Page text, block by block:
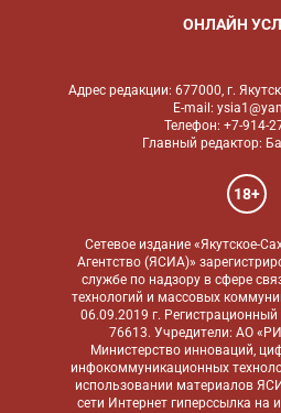
ОНЛАЙН
Адрес редакции: 677000, г.
E-mail:
Телефон: +7-914-
Главный редактор:
18+
Сетевое издание «Якутское-
Агентство (ЯСИА)»
службе по надзору в сфере
технологий и массовых
06.09.2019 г.
76613. Учредители: АО
Министерство инноваций,
инфокоммуникационных
использовании материалов
сети Интернет гиперссылка на